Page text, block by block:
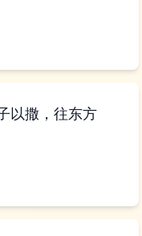
以撒，往东方